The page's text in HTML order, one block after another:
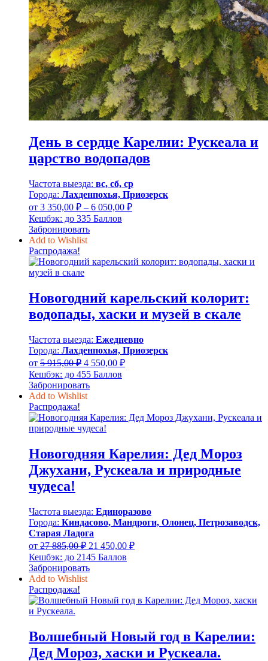
День в сердце Карелии: Рускеала и
царство водопадов
Частота выезда: вс, сб, ср
Города: Лахденпохья, Приозерск
от 3 350,00 ₽ – 6 050,00 ₽Диапазон
6
Кешбэк: до 335 Баллов
Забронировать
Add to Wishlist
Распродажа!
Новогодний карельский колорит:
водопады, хаски и музей в скале
Частота выезда: Ежедневно
Города: Лахденпохья, Приозерск
от 5 915,00₽ Первоначальная
цена
составляла
5
4 550,00 ₽Текущая
Кешбэк: до 455 Баллов
Забронировать
Add to Wishlist
Распродажа!
Новогодняя Карелия: Дед Мороз
Джухани, Рускеала и природные
чудеса!
Частота выезда: Единоразово
Города: Киндасово, Мандроги, Олонец, Петрозаводск,
Старая Ладога
от 27 885,00₽ Первоначальная
цена
составляла
27
21 450,00 ₽Текущая
Кешбэк: до 2145 Баллов
Забронировать
Add to Wishlist
Распродажа!
Волшебный Новый год в Карелии:
Дед Мороз, хаски и Рускеала.